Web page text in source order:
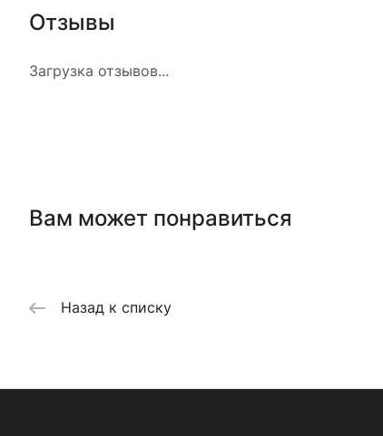
Отзывы
Загрузка отзывов...
Вам может понравиться
Назад к списку